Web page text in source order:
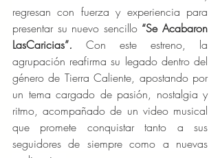
regresan con fuerza y experiencia para
presentar su nuevo sencillo “Se Acabaron
LasCaricias”. Con este estreno, la
agrupación reafirma su legado dentro del
género de Tierra Caliente, apostando por
un tema cargado de pasión, nostalgia y
ritmo, acompañado de un video musical
que promete conquistar tanto a sus
seguidores de siempre como a nuevas